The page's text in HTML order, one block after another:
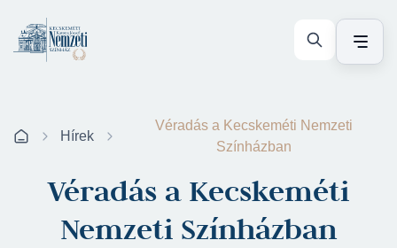
Hírek
Véradás a Kecskeméti Nemzeti
Színházban
Véradás a Kecskeméti
Nemzeti Színházban